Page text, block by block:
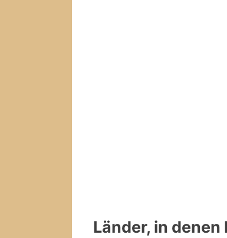
Länder, in